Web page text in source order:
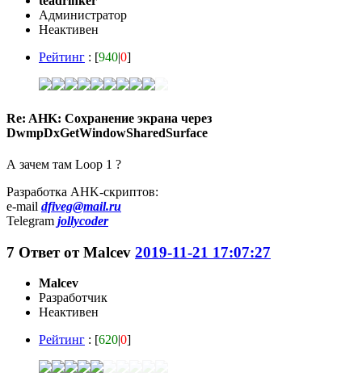
Администратор
Неактивен
Рейтинг : [940|0]
Re: AHK: Сохранение экрана через
DwmpDxGetWindowSharedSurface
А зачем там Loop 1 ?
Разработка AHK-скриптов:
e-mail dfiveg@mail.ru
Telegram jollycoder
7 Ответ отMalcev 2019-11-21 17:07:27
Malcev
Разработчик
Неактивен
Рейтинг : [620|0]